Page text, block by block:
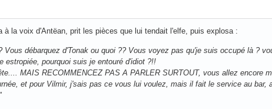
à la voix d'Antëan, prit les pièces que lui tendait l'elfe, puis explosa :
débarquez d'Tonak ou quoi ?? Vous voyez pas qu'je suis occupé là ?
estropiée, pourquoi suis je entouré d'idiot ?!!
MAIS RECOMMENCEZ PAS A PARLER SURTOUT, vous allez encore
et pour Vilmir, j'sais pas ce vous lui voulez, mais il fait le service au